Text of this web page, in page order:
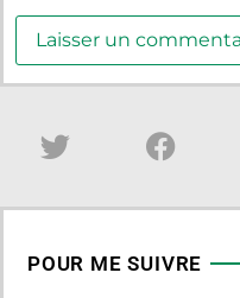
POUR ME SUIVRE